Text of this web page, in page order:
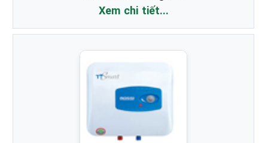
Xem chi tiết...